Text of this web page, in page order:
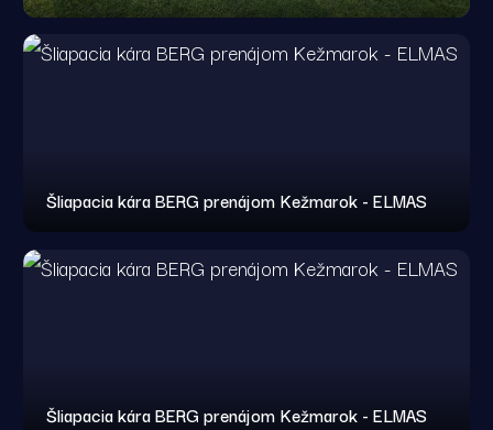
Šliapacia kára BERG prenájom Kežmarok - ELMAS
Šliapacia kára BERG prenájom Kežmarok - ELMAS